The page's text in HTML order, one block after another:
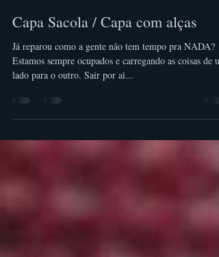
Junior Capas
5 de mar. de 2019
1 min de leitura
Capa Sacola / Capa com alças
lado para o outro. Sair por ai...